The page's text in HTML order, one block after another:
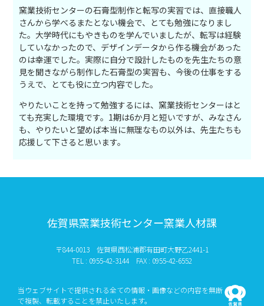
窯業技術センターの石膏型制作と転写の実習では、直接職人
さんから学べるまたとない機会で、とても勉強になりまし
た。大学時代にもやきものを学んでいましたが、転写は経験
していなかったので、デザインデータから作る機会があった
のは幸運でした。実際に自分で設計したものを先生たちの意
見を聞きながら制作した石膏型の実習も、今後の仕事をする
うえで、とても役に立つ内容でした。
やりたいことを持って勉強するには、窯業技術センターはと
ても充実した環境です。1期は6か月と短いですが、みなさん
も、やりたいと望めば本当に無理なもの以外は、先生たちも
応援して下さると思います。
佐賀県窯業技術センター窯業人材課
〒844-0013 佐賀県西松浦郡有田町大野乙2441-1
TEL : 0955-42-3144 FAX : 0955-42-6552
当ウェブサイトで提供される全ての情報・画像などの内容を無断
で複製、転載することを禁止いたします。